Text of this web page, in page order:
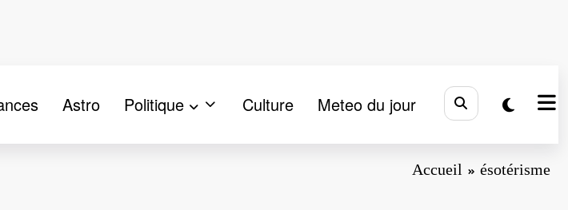
Astro Politique Culture Meteo du jour
Accueil ésotérisme